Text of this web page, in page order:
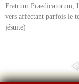
Fratrum Praedicatorum,
vers affectant parfois le
jésuite)